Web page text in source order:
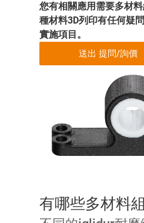
您有相關應用需要多材
種材料3D列印有任何疑
實施項目。
送出 提問/詢價
有哪些多材料